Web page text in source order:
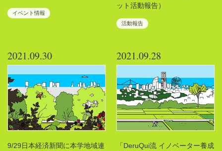
イベント情報
ット活動報告）
活動報告
2021.09.30
9/29日本経済新聞に本学地域連
2021.09.28
「DeruQui流 イノベーター養成